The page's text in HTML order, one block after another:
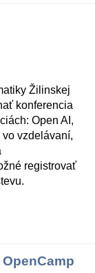
Žilinskej
konferencia
Open AI,
vzdelávaní,
registrovať